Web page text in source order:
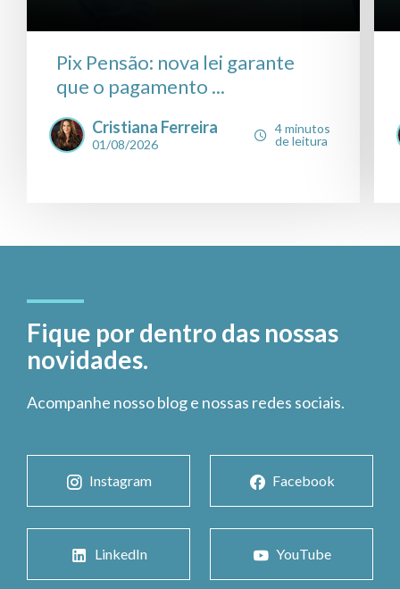
Pix Pensão: nova lei garante
que o pagamento ...
Cristiana Ferreira
01/08/2026
4 minutos
de leitura
Fique por dentro das nossas
novidades.
Acompanhe nosso blog e nossas redes sociais.
Instagram Facebook
LinkedIn YouTube